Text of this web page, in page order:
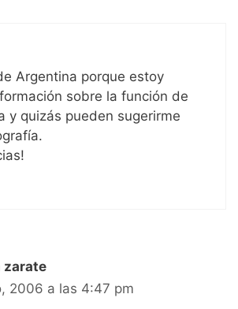
Argentina porque estoy
sobre la función de
y quizás pueden sugerirme
zarate
2006 a las 4:47 pm